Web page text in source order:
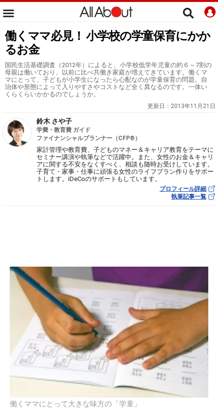
働くママ必見！ 小学校の学童保育にかか
るお金
国民生活基礎調査（2012年）によると、小学校低学年児童の約６～7割の
母親は働いており、以前に比べ共働き家庭が増えてきています。働くマ
マにとって、子どもが小学生になったら心配なのが学童保育の問題。自
治体や形態によって入りやすさやコストなど全く異なるのです。一体い
くらくらいかかるのでしょうか。
更新日： 2013年11月21日
鈴木 さや子
学費・教育費 ガイド
ファイナンシャルプランナー（CFP®）
家計管理や教育費、子どものマネー＆キャリア教育をテーマに
セミナー講演や執筆などで活躍中。また、女性のお金＆キャリ
アに関する不安をなくすべく、相談も随時お受けしています。
子育て・家事・仕事に頑張る女性のライフプラン作りをサポー
トします。iDeCoのサポートもしています。
プロフィール詳細
執筆記事一覧
働くママにとって大きな味方の「学童」